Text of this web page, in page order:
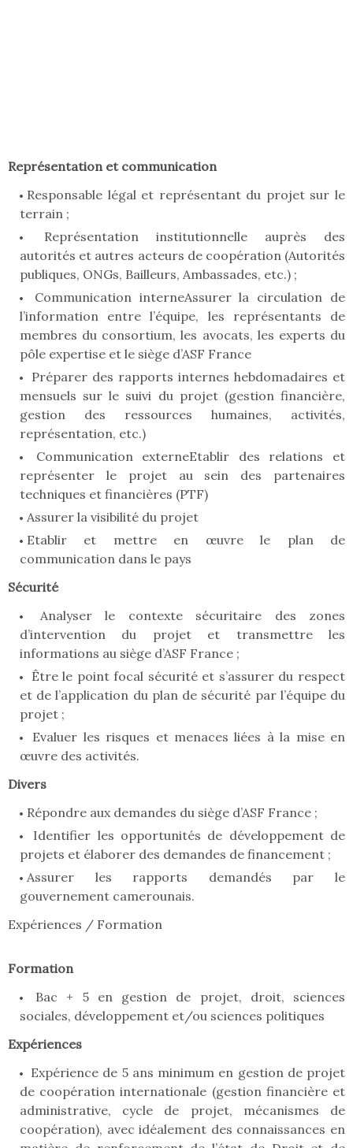
Représentation et communication
Responsable légal et représentant du projet sur le
terrain ;
Représentation institutionnelle auprès des
autorités et autres acteurs de coopération (Autorités
publiques, ONGs, Bailleurs, Ambassades, etc.) ;
Communication interneAssurer la circulation de
l’information entre l’équipe, les représentants de
membres du consortium, les avocats, les experts du
pôle expertise et le siège d’ASF France
Préparer des rapports internes hebdomadaires et
mensuels sur le suivi du projet (gestion financière,
gestion des ressources humaines, activités,
représentation, etc.)
Communication externeEtablir des relations et
représenter le projet au sein des partenaires
techniques et financières (PTF)
Assurer la visibilité du projet
Etablir et mettre en œuvre le plan de
communication dans le pays
Sécurité
Analyser le contexte sécuritaire des zones
d’intervention du projet et transmettre les
informations au siège d’ASF France ;
Être le point focal sécurité et s’assurer du respect
et de l’application du plan de sécurité par l’équipe du
projet ;
Evaluer les risques et menaces liées à la mise en
œuvre des activités.
Divers
Répondre aux demandes du siège d’ASF France ;
Identifier les opportunités de développement de
projets et élaborer des demandes de financement ;
Assurer les rapports demandés par le
gouvernement camerounais.
Expériences / Formation
Formation
Bac + 5 en gestion de projet, droit, sciences
sociales, développement et/ou sciences politiques
Expériences
Expérience de 5 ans minimum en gestion de projet
de coopération internationale (gestion financière et
administrative, cycle de projet, mécanismes de
coopération), avec idéalement des connaissances en